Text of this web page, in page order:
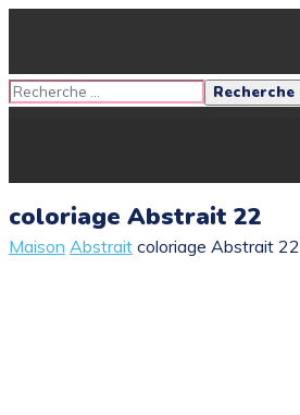
coloriage Abstrait 22
Maison Abstrait coloriage Abstrait 22